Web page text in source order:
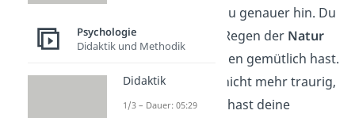
Reframing schaust du genauer hin. Du
bemerkst, dass der Regen der Natur
und du es drinnen gemütlich hast.
Jetzt findest du das nicht mehr traurig,
sondernpositiv
. Du hast deine
Psychologie
Didaktik und Methodik
Didaktik
1/3 – Dauer: 05:29